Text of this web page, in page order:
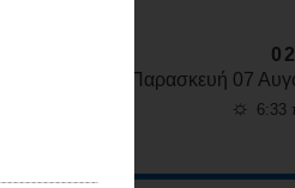
Παρασκευή 07
☼ 6:33